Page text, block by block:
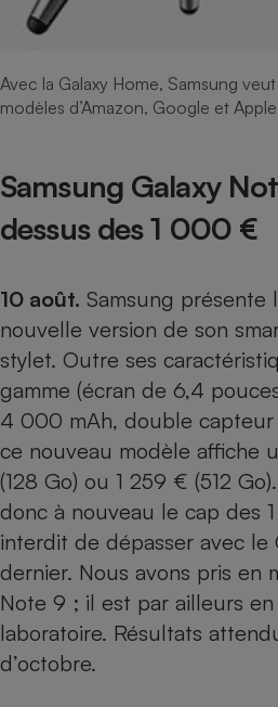
Avec la Galaxy Home, Samsung
modèles d’Amazon, Google et
Samsung Galaxy
dessus des 1 000 €
10 août. Samsung présente
nouvelle version de son
stylet. Outre ses
gamme (écran de 6,4
4 000 mAh, double capteur
ce nouveau modèle affiche
(128 Go) ou 1 259 € (512
donc à nouveau le cap des
interdit de dépasser avec le
dernier. Nous avons pris en
Note 9 ; il est par ailleurs
laboratoire. Résultats
d’octobre.